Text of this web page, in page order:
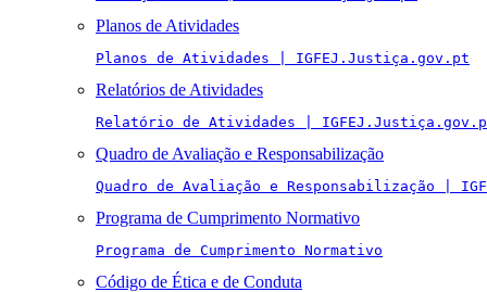
Planos de Atividades
Planos de Atividades | IGFEJ.Justiça.gov.pt
Relatórios de Atividades
Relatório de Atividades |
Quadro de Avaliação e Responsabilização
Quadro de Avaliação e Responsabilização |
Programa de Cumprimento Normativo
Programa de Cumprimento Normativo
Código de Ética e de Conduta